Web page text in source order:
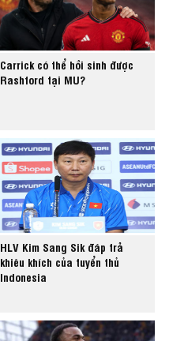
Carrick có thể hồi sinh được
Rashford tại MU?
HLV Kim Sang Sik đáp trả
khiêu khích của tuyển thủ
Indonesia